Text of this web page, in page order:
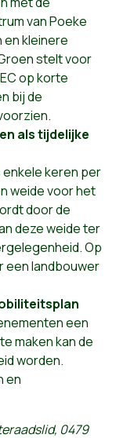
van Poeke
kleinere
stelt voor
op korte
bij de
als tijdelijke
keren per
weide voor het
door de
deze weide ter
Op
een landbouwer
een
maken kan de
worden.
en
0479